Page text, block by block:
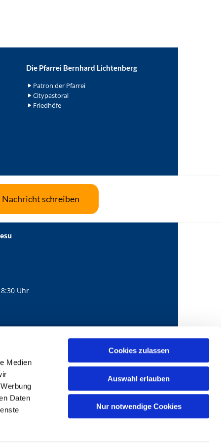
Medien
Daten
Cookies zulassen
Auswahl erlauben
Nur notwendige Cookies
Die Pfarrei Bernhard Lichtenberg
Patron der Pfarrei
Citypastoral
Friedhöfe
Nachricht schreiben
Uhr
mail@bernhard-lichtenberg.berlin